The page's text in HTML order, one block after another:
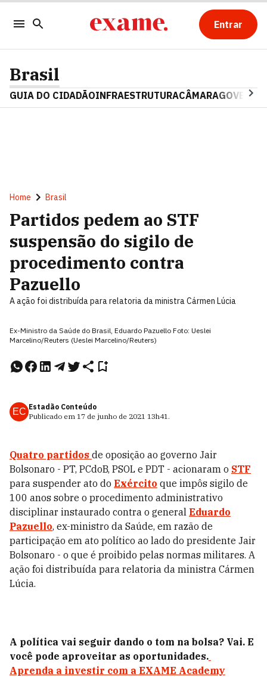
Entrar
Brasil
GUIA DO CIDADÃOINFRAESTRUTURACÂMARAGOVERNO
Home Brasil
Partidos pedem ao STF
suspensão do sigilo de
procedimento contra
Pazuello
A ação foi distribuída para relatoria da ministra Cármen Lúcia
Ex-Ministro da Saúde do Brasil, Eduardo Pazuello Foto: Ueslei
Marcelino/Reuters (Ueslei Marcelino/Reuters)
EC Estadão Conteúdo
Publicado em 17 de junho de 2021 13h41.
Quatro partidos de oposição ao governo Jair
Bolsonaro - PT, PCdoB, PSOL e PDT - acionaram o STF
para suspender ato do Exército que impôs sigilo de
100 anos sobre o procedimento administrativo
disciplinar instaurado contra o general Eduardo
Pazuello, ex-ministro da Saúde, em razão de
participação em ato político ao lado do presidente Jair
Bolsonaro - o que é proibido pelas normas militares. A
ação foi distribuída para relatoria da ministra Cármen
Lúcia.
A política vai seguir dando o tom na bolsa? Vai. E
você pode aproveitar as oportunidades.
Aprenda a investir com a EXAME Academy